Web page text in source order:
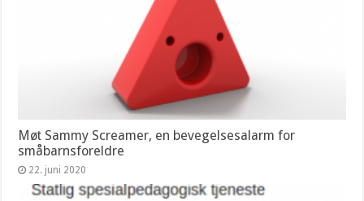
Møt Sammy Screamer, en bevegelsesalarm for
småbarnsforeldre
22. juni 2020